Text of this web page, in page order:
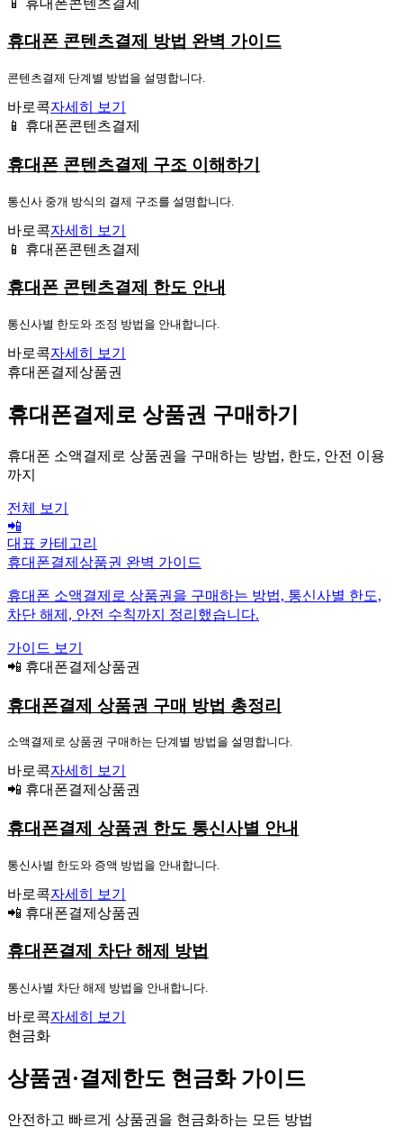
휴대폰 콘텐츠결제 방법 완벽 가이드
콘텐츠결제 단계별 방법을 설명합니다.
바로콕자세히 보기
📱 휴대폰콘텐츠결제
휴대폰 콘텐츠결제 구조 이해하기
통신사 중개 방식의 결제 구조를 설명합니다.
바로콕자세히 보기
📱 휴대폰콘텐츠결제
휴대폰 콘텐츠결제 한도 안내
통신사별 한도와 조정 방법을 안내합니다.
바로콕자세히 보기
휴대폰결제상품권
휴대폰결제로 상품권 구매하기
휴대폰 소액결제로 상품권을 구매하는 방법, 한도, 안전 이용
까지
전체 보기
📲
대표 카테고리
휴대폰결제상품권 완벽 가이드
휴대폰 소액결제로 상품권을 구매하는 방법, 통신사별 한도,
차단 해제, 안전 수칙까지 정리했습니다.
가이드 보기
📲 휴대폰결제상품권
휴대폰결제 상품권 구매 방법 총정리
소액결제로 상품권 구매하는 단계별 방법을 설명합니다.
바로콕자세히 보기
📲 휴대폰결제상품권
휴대폰결제 상품권 한도 통신사별 안내
통신사별 한도와 증액 방법을 안내합니다.
바로콕자세히 보기
📲 휴대폰결제상품권
휴대폰결제 차단 해제 방법
통신사별 차단 해제 방법을 안내합니다.
바로콕자세히 보기
현금화
상품권·결제한도 현금화 가이드
안전하고 빠르게 상품권을 현금화하는 모든 방법